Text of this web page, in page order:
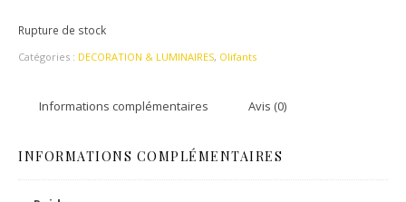
Rupture de stock
Catégories : DECORATION & LUMINAIRES, Olifants
Informations complémentaires Avis (0)
INFORMATIONS COMPLÉMENTAIRES